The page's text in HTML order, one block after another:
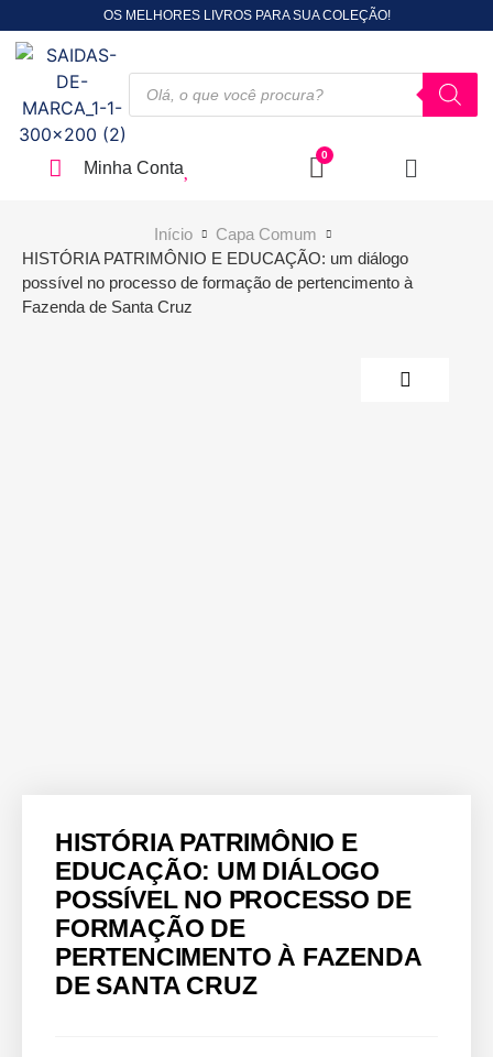
OS MELHORES LIVROS PARA SUA COLEÇÃO!
Minha Conta
Início
Capa Comum
HISTÓRIA PATRIMÔNIO E EDUCAÇÃO: um diálogo
possível no processo de formação de pertencimento à
Fazenda de Santa Cruz
HISTÓRIA PATRIMÔNIO E
EDUCAÇÃO: UM DIÁLOGO
POSSÍVEL NO PROCESSO DE
FORMAÇÃO DE
PERTENCIMENTO À FAZENDA
DE SANTA CRUZ